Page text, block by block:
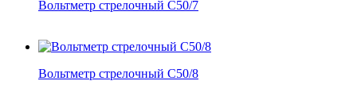
Вольтметр стрелочный С50/7
Вольтметр стрелочный С50/8